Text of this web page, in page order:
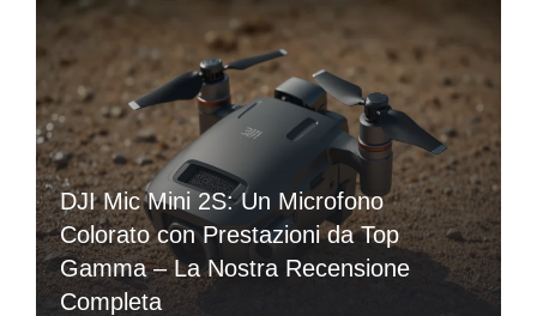
DJI Mic Mini 2S: Un Microfono
Colorato con Prestazioni da Top
Gamma – La Nostra Recensione
Completa